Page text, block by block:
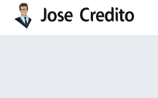
Pular para o conteúdo principal